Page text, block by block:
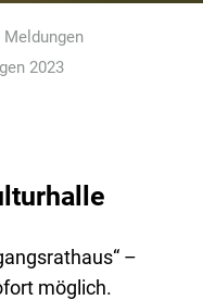
2023
–
möglich.